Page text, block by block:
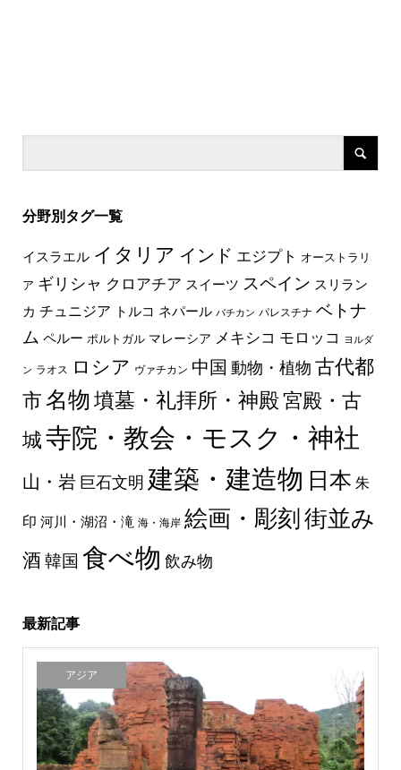
分野別タグ一覧
イスラエル イタリア インド エジプト オーストラリ
ア ギリシャ クロアチア スイーツ スペイン スリラン
カ チュニジア トルコ ネパール バチカン パレスチナ ベトナ
ム ペルー ポルトガル マレーシア メキシコ モロッコ ヨルダ
ン ラオス ロシア ヴァチカン 中国 動物・植物 古代都
市 名物 墳墓・礼拝所・神殿宮殿・古
城 寺院・教会・モスク・神社
山・岩 巨石文明 建築・建造物 日本 朱
印 河川・湖沼・滝 海・海岸 絵画・彫刻 街並み
酒韓国 食べ物 飲み物
最新記事
アジア